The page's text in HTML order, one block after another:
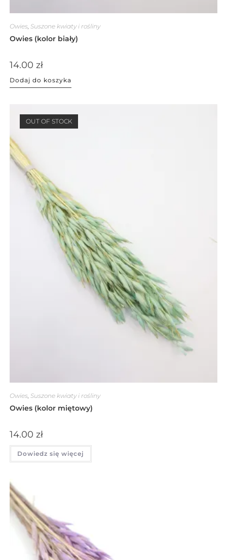
Owies Suszone kwiaty i rośliny
Owies (kolor biały)
14.00 zł
Dodaj do koszyka
OUT OF STOCK
Owies Suszone kwiaty i rośliny
Owies (kolor miętowy)
14.00 zł
Dowiedz się więcej